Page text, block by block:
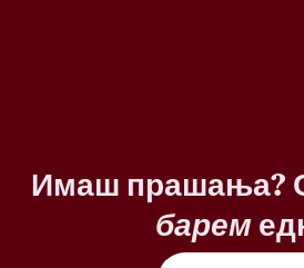
Имаш прашања?
барем